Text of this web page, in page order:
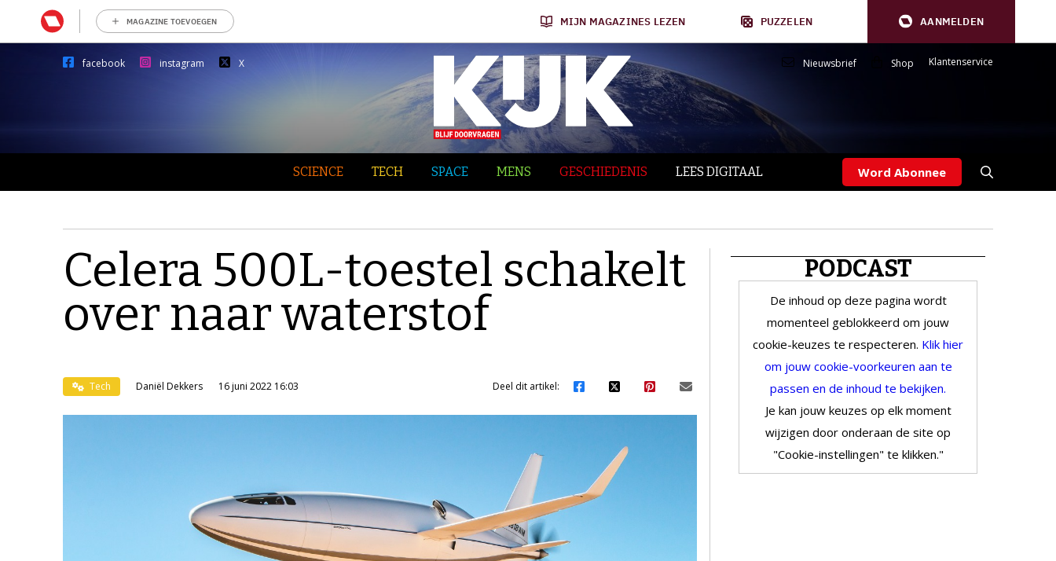
MAGAZINE TOEVOEGEN MIJN MAGAZINES LEZEN PUZZELEN AANMELDEN
facebook instagram X Nieuwsbrief Shop Klantenservice
SCIENCE TECH SPACE MENS GESCHIEDENIS LEES DIGITAAL Word Abonnee
Celera 500L-toestel schakelt
over naar waterstof
Tech Daniël Dekkers 16 juni 2022 16:03 Deel dit artikel:
PODCAST
De inhoud op deze pagina wordt
momenteel geblokkeerd om jouw
cookie-keuzes te respecteren. Klik hier
om jouw cookie-voorkeuren aan te
passen en de inhoud te bekijken.
Je kan jouw keuzes op elk moment
wijzigen door onderaan de site op
"Cookie-instellingen" te klikken."